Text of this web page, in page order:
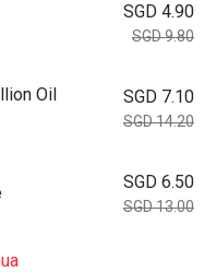
SGD 4.90
SGD 9.80
Oil
SGD 7.10
SGD 14.20
SGD 6.50
SGD 13.00